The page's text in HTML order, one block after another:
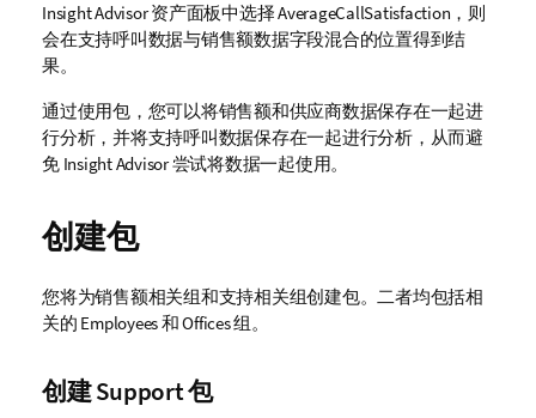
Insight Advisor资产面板中选择AverageCallSatisfaction ，则
会在支持呼叫数据与销售额数据字段混合的位置得到结
果。
通过使用包，您可以将销售额和供应商数据保存在一起进
行分析，并将支持呼叫数据保存在一起进行分析，从而避
免 Insight Advisor尝试将数据一起使用。
创建包
您将为销售额相关组和支持相关组创建包。二者均包括相
关的 Employees和Offices组。
创建Support包